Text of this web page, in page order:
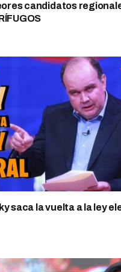
candidatos
saca la vuelta a la ley